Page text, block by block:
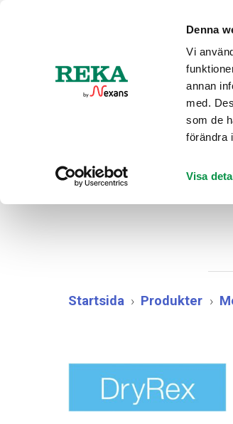
Denna
Vi
annan
med.
som de
förändra
Visa
Startsida Produkter